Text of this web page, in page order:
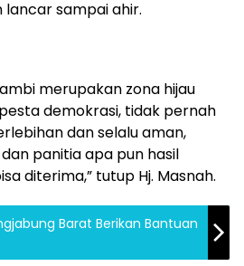
sampai ahir.
merupakan zona hijau
demokrasi, tidak pernah
dan selalu aman,
panitia apa pun hasil
diterima,” tutup Hj. Masnah.
Barat Berikan Bantuan